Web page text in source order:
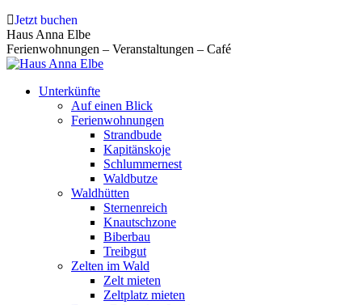
Zum
Inhalt
springen
Jetzt buchen
Haus Anna Elbe
Ferienwohnungen – Veranstaltungen – Café
Unterkünfte
Auf einen Blick
Ferienwohnungen
Strandbude
Kapitänskoje
Schlummernest
Waldbutze
Waldhütten
Sternenreich
Knautschzone
Biberbau
Treibgut
Zelten im Wald
Zelt mieten
Zeltplatz mieten